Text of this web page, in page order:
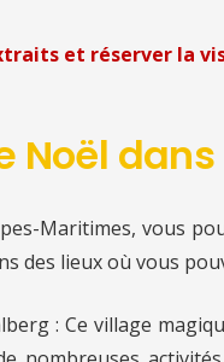
et réserver la
Noël
Maritimes, vous
des lieux où vous
: Ce village